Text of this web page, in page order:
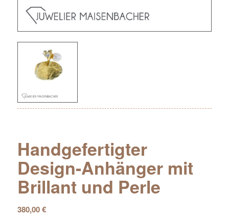
Handgefertigter
Design-Anhänger mit
Brillant und Perle
380,00€